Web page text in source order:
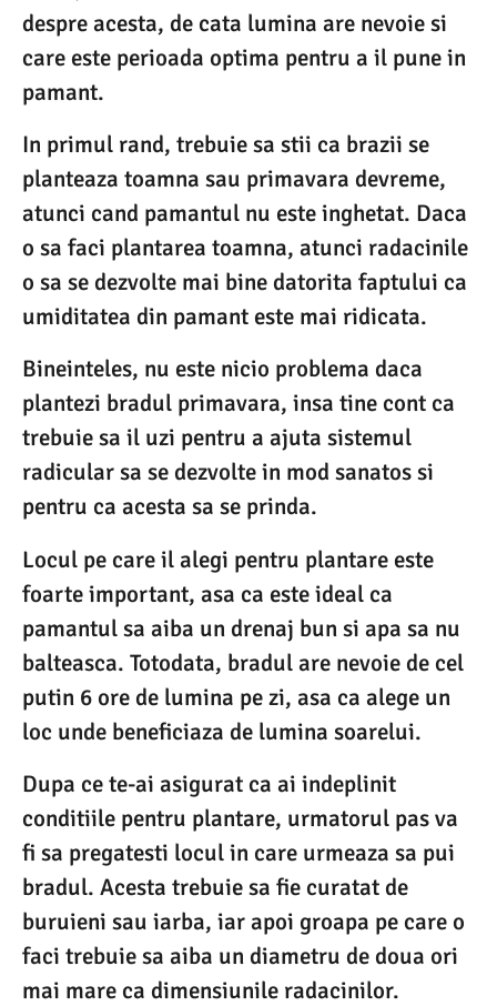
despre acesta, de cata lumina are nevoie si
care este perioada optima pentru a il pune in
pamant.
In primul rand, trebuie sa stii ca brazii se
planteaza toamna sau primavara devreme,
atunci cand pamantul nu este inghetat. Daca
o sa faci plantarea toamna, atunci radacinile
o sa se dezvolte mai bine datorita faptului ca
umiditatea din pamant este mai ridicata.
Bineinteles, nu este nicio problema daca
plantezi bradul primavara, insa tine cont ca
trebuie sa il uzi pentru a ajuta sistemul
radicular sa se dezvolte in mod sanatos si
pentru ca acesta sa se prinda.
Locul pe care il alegi pentru plantare este
foarte important, asa ca este ideal ca
pamantul sa aiba un drenaj bun si apa sa nu
balteasca. Totodata, bradul are nevoie de cel
putin 6 ore de lumina pe zi, asa ca alege un
loc unde beneficiaza de lumina soarelui.
Dupa ce te-ai asigurat ca ai indeplinit
conditiile pentru plantare, urmatorul pas va
fi sa pregatesti locul in care urmeaza sa pui
bradul. Acesta trebuie sa fie curatat de
buruieni sau iarba, iar apoi groapa pe care o
faci trebuie sa aiba un diametru de doua ori
mai mare ca dimensiunile radacinilor.